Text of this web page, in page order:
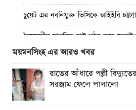
চুয়েট এর নবনিযুক্ত ভিসিকে আইইবি
বৈষম্যহীন মানবিক রাষ্ট্র গঠন করে জুলাই
জানাতে হবে : জননেতা সাইফুল হক
তিন দিন পর ব্রহ্মপুত্র নদে নিখোঁজ
থেকে উদ্ধার
ব্রহ্মপুত্র নদে নিখোঁজ কৃষকের সন্ধান মেলেনি
ময়মনসিংহ এর আরও খবর
রাতের আঁধারে পল্লী
সরঞ্জাম ফেলে পালালো